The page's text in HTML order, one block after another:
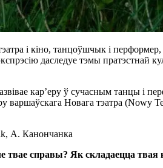
і кіно, танцоўшчык і
даследуе тэмы пратэстнай
кар’еру ў сучасным танцы і
варшаўскага Новага тэатра (Nowy
А. Канончанка
твае справы? Як складаецца твая